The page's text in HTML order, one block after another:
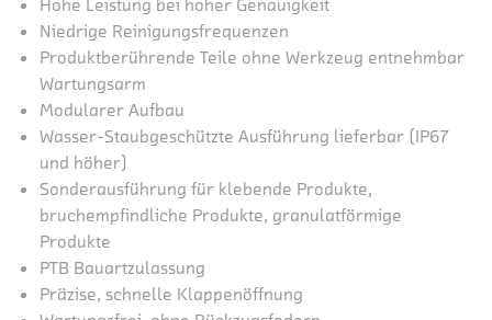
Niedrige Reinigungsfrequenzen
Produktberührende Teile ohne Werkzeug entnehmbar
Wartungsarm
Modularer Aufbau
Wasser-Staubgeschützte Ausführung lieferbar (IP67
und höher)
Sonderausführung für klebende Produkte,
bruchempfindliche Produkte, granulatförmige
Produkte
PTB Bauartzulassung
Präzise, schnelle Klappenöffnung